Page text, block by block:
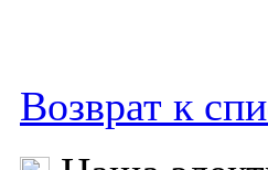
Возврат к